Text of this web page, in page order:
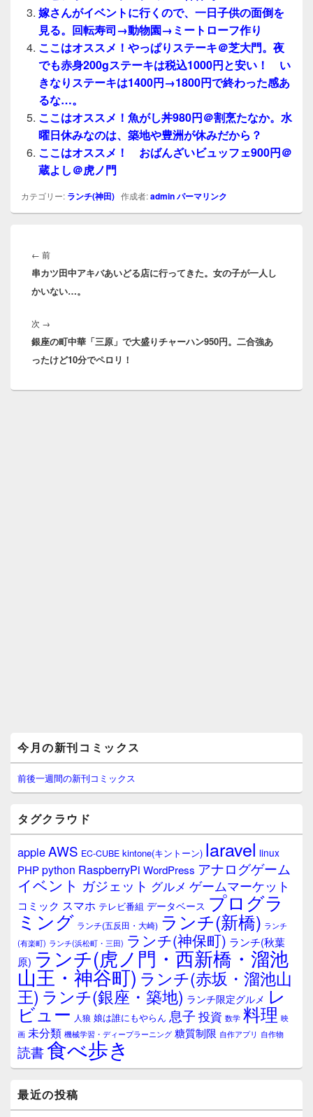
嫁さんがイベントに行くので、一日子供の面倒を
見る。回転寿司→動物園→ミートローフ作り
ここはオススメ！やっぱりステーキ＠芝大門。夜
でも赤身200gステーキは税込1000円と安い！ い
きなりステーキは1400円→1800円で終わった感あ
るな…。
ここはオススメ！魚がし丼980円＠割烹たなか。水
曜日休みなのは、築地や豊洲が休みだから？
ここはオススメ！ おばんざいビュッフェ900円＠
蔵よし＠虎ノ門
カテゴリー: ランチ(神田) 作成者:adminパーマリンク
稿
ナ
ビ
ゲ
シ
ョ
ン
← 前前
の
投
串カツ田中アキバあいどる店に行ってきた。女の子が一人し
かいない…。
次 →
の
投
銀座の町中華「三原」で大盛りチャーハン950円。二合強あ
ったけど10分でペロリ！
イ
ン
サ
イ
ウ
ィ
ジ
ェ
ア
今月の新刊コミックス
前後一週間の新刊コミックス
タグクラウド
appleAWS EC-CUBE kintone(キントーン) laravel linux
PHPpython RaspberryPi WordPress アナログゲーム
イベント ガジェット グルメ ゲームマーケット
コミック スマホ テレビ番組 データベース プログラ
ミング ランチ(五反田・大崎) ランチ(新橋) ランチ
(有楽町) ランチ(浜松町・三田) ランチ(神保町) ランチ(秋葉
原) ランチ(虎ノ門・西新橋・溜池
山王・神谷町) ランチ(赤坂・溜池山
王) ランチ(銀座・築地) ランチ限定グルメ レ
ビュー 人狼 娘は誰にもやらん 息子 投資 数学 料理 映
画 未分類 機械学習・ディープラーニング 糖質制限 自作アプリ 自作物
読書食べ歩き
最近の投稿